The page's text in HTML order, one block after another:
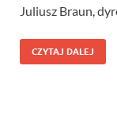
Juliusz Braun,
CZYTAJ DALEJ